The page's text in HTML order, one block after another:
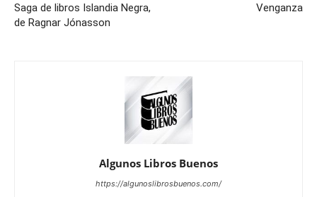
Saga de libros Islandia Negra,
de Ragnar Jónasson
Venganza
Algunos Libros Buenos
https://algunoslibrosbuenos.com/